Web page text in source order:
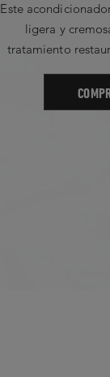
Este
ligera y
tratamiento